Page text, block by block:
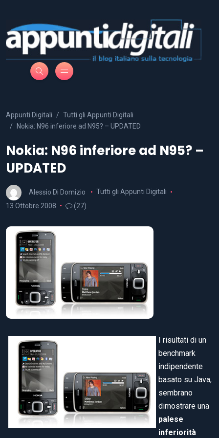
Appunti Digitali
Tutti gli Appunti Digitali
Nokia: N96 inferiore ad N95? – UPDATED
Nokia: N96 inferiore ad N95? –
UPDATED
Alessio Di Domizio
Tutti gli Appunti Digitali
13 Ottobre 2008
(27)
I risultati di un
benchmark
indipendente
basato su Java,
sembrano
dimostrare una
palese
inferiorità